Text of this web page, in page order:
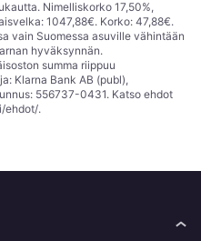
Nimelliskorko 17,50%,
1047,88€. Korko: 47,88€.
vain Suomessa asuville vähintään
hyväksynnän.
summa riippuu
Klarna Bank AB (publ),
556737-0431. Katso ehdot
ehdot/.